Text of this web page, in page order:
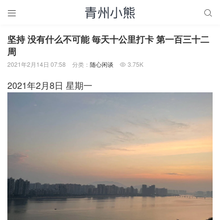
 
坚持 没有什么不可能 毎天十公里打卡 第一百三十二
周
2021年2月14日 07:58 分类： 随心闲谈  3.75K
2021年2月8日 星期一